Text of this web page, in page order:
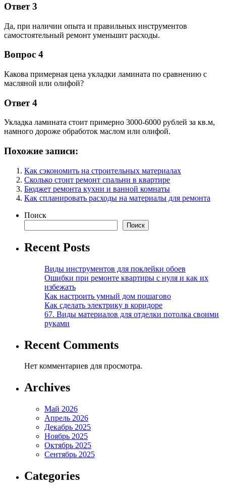
Ответ 3
Да, при наличии опыта и правильных инструментов
самостоятельный ремонт уменьшит расходы.
Вопрос 4
Какова примерная цена укладки ламината по сравнению с
масляной или олифой?
Ответ 4
Укладка ламината стоит примерно 3000-6000 рублей за кв.м,
намного дороже обработок маслом или олифой.
Похожие записи:
Как сэкономить на строительных материалах
Сколько стоит ремонт спальни в квартире
Бюджет ремонта кухни и ванной комнаты
Как спланировать расходы на материалы для ремонта
Поиск
Поиск
Recent Posts
Виды инструментов для поклейки обоев
Ошибки при ремонте квартиры с нуля и как их
избежать
Как настроить умный дом пошагово
Как сделать электрику в коридоре
67. Виды материалов для отделки потолка своими
руками
Recent Comments
Нет комментариев для просмотра.
Archives
Май 2026
Апрель 2026
Декабрь 2025
Ноябрь 2025
Октябрь 2025
Сентябрь 2025
Categories